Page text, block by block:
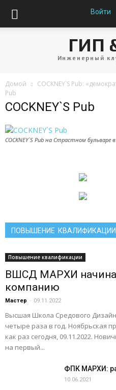
Войти
ГИП
Инженерный
Домой COCKNEY`S Pub:
Pub
COCKNEY`S Pub
COCKNEY`S Pub на Страстном
ПОВЫШЕНИЕ КВАЛИФИКАЦИИ
Повышение квалификации
ВШСД МАРХИ
компанию
Мастер - 09.11.2022
Высшая Школа Средового
четыре раза в год. Ноябрьская
как раз сегодня, 09.11.2022.
на первый...
ФПК МАРХИ:
10.06.2021